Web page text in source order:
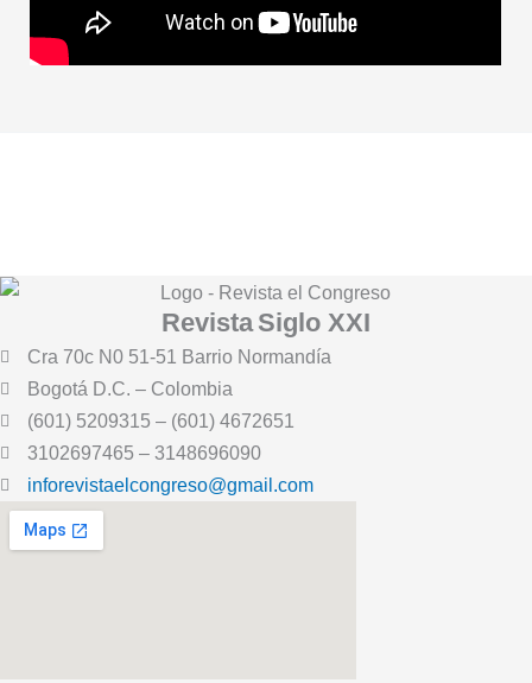
Revista Siglo XXI
Cra 70c N0 51-51 Barrio Normandía
Bogotá D.C. – Colombia
(601) 5209315 – (601) 4672651
3102697465 – 3148696090
inforevistaelcongreso@gmail.com